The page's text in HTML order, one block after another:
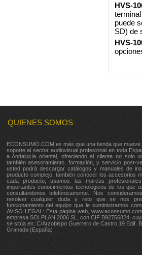
HVS-
puede
SD) de
HVS-
QUIENES SOMOS
ECONSUMO.COM es más que una tienda que
soporte al sector audiovisual profesional en toda
a Andalucía oriental, ofreciendo al cliente no solo
también asesoramiento, formación, y servicio post-
usted podrá descargar catálogos y manuales de
producto complejo, también conocer los accesorios
cada producto, usamos las marcas
importantes conocimientos tecnológicos de los que
consultándonos telefónicamente. Nos
resolver cualquier duda y reto que se nos
funcionamiento del equipo que le suministramos
AVISO LEGAL: Esta página web,
empresa SOLPLAN 2006 SL, con CIF B92756824,
se sitúa en: C/Arzobispo Guerrero de Castro 19 Edif.
Granada (España)